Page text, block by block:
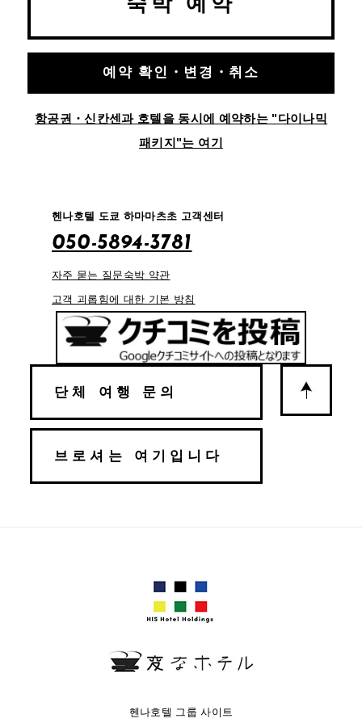
예약 확인・변경・취소
항공권・신칸센과 호텔을 동시에 예약하는 "다이나믹
패키지"는 여기
헨나호텔 도쿄 하마마츠초 고객센터
050-5894-3781
자주 묻는 질문 숙박 약관
고객 괴롭힘에 대한 기본 방침
단체 여행 문의
브로셔는 여기입니다
헨나호텔 그룹 사이트